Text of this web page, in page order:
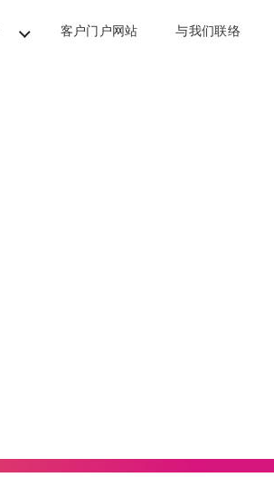
客户门户网站 与我们联络